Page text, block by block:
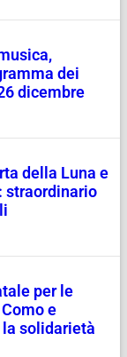
dei
dicembre
della Luna e
straordinario
per le
e
la solidarietà